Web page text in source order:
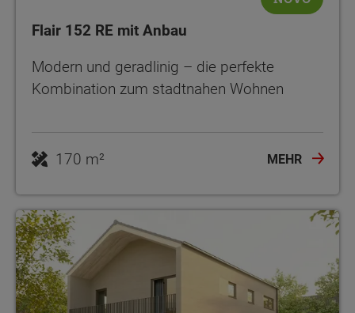
Flair 152 RE mit Anbau
Modern und geradlinig – die perfekte
Kombination zum stadtnahen Wohnen
170 m² MEHR